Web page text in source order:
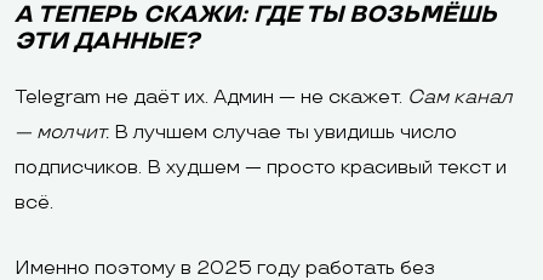
А ТЕПЕРЬ СКАЖИ: ГДЕ ТЫ ВОЗЬМЁШЬ
ЭТИ ДАННЫЕ?
Telegram не даёт их. Админ — не скажет. Сам канал
— молчит. В лучшем случае ты увидишь число
подписчиков. В худшем — просто красивый текст и
всё.
Именно поэтому в 2025 году работать без